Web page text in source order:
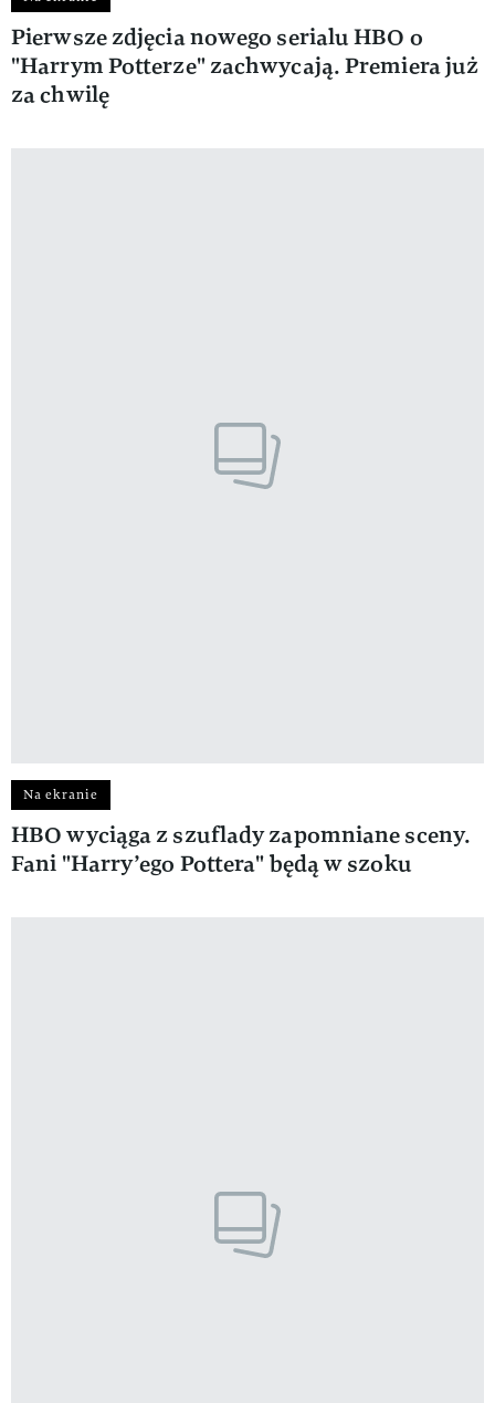
Pierwsze zdjęcia nowego serialu HBO o
"Harrym Potterze" zachwycają. Premiera już
za chwilę
Na ekranie
HBO wyciąga z szuflady zapomniane sceny.
Fani "Harry’ego Pottera" będą w szoku